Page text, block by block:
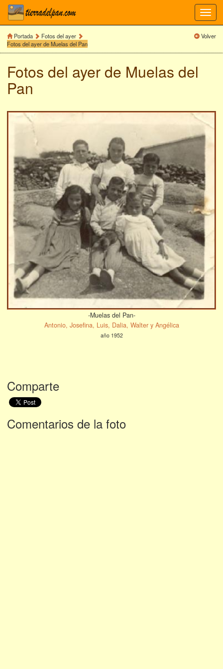
Portada
Fotos del ayer
Fotos del ayer de Muelas del Pan
Volver
Fotos del ayer de Muelas del
Pan
-Muelas del Pan-
Antonio, Josefina, Luis, Dalia, Walter y Angélica
año 1952
Comparte
Comentarios de la foto